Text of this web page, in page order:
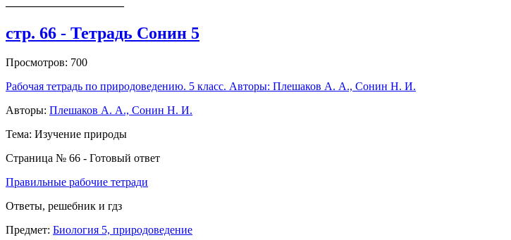
стр. 66 - Тетрадь Сонин 5
Просмотров: 700
Рабочая тетрадь по природоведению. 5 класс. Авторы: Плешаков А. А., Сонин Н. И.
Авторы: Плешаков А. А., Сонин Н. И.
Тема: Изучение природы
Страница № 66 - Готовый ответ
Правильные рабочие тетради
Ответы, решебник и гдз
Предмет: Биология 5, природоведение